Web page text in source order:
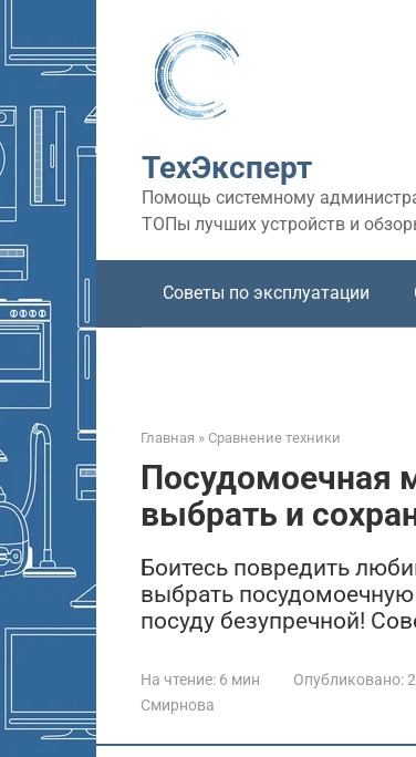
контенту
ТехЭксперт
Помощь системному
ТОПы лучших устройств и
Советы по эксплуатации
Главная » Сравнение техники
Посудомоечная
выбрать и
Боитесь повредить
выбрать
посуду безупречной!
На чтение: 6 мин Опубликовано:
Смирнова